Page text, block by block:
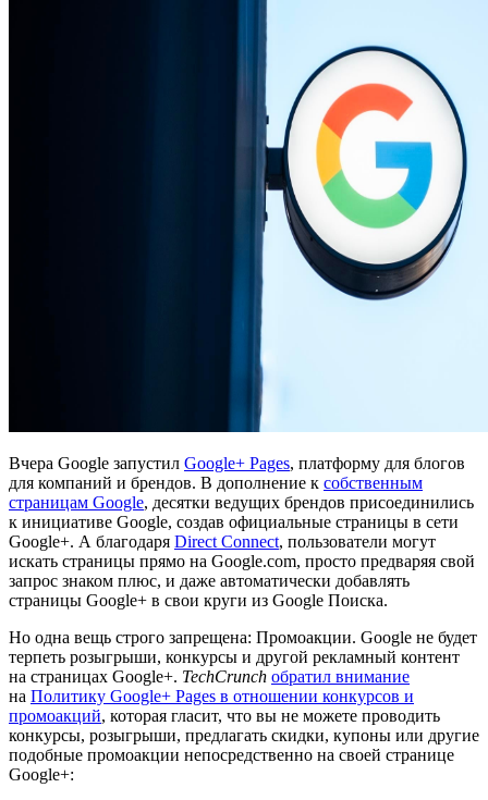
Вчера Google запустил Google+ Pages, платформу для блогов
для компаний и брендов. В дополнение к собственным
страницам Google, десятки ведущих брендов присоединились
к инициативе Google, создав официальные страницы в сети
Google+. А благодаря Direct Connect, пользователи могут
искать страницы прямо на Google.com, просто предваряя свой
запрос знаком плюс, и даже автоматически добавлять
страницы Google+ в свои круги из Google Поиска.
Но одна вещь строго запрещена: Промоакции. Google не будет
терпеть розыгрыши, конкурсы и другой рекламный контент
на страницах Google+. TechCrunch обратил внимание
на Политику Google+ Pages в отношении конкурсов и
промоакций, которая гласит, что вы не можете проводить
конкурсы, розыгрыши, предлагать скидки, купоны или другие
подобные промоакции непосредственно на своей странице
Google+: